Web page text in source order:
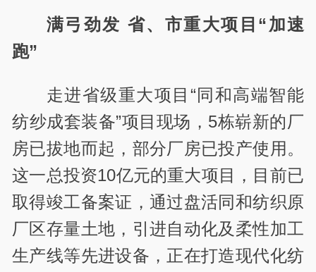
满弓劲发 省、市重大项目“加速
跑”
走进省级重大项目“同和高端智能
纺纱成套装备”项目现场，5栋崭新的厂
房已拔地而起，部分厂房已投产使用。
这一总投资10亿元的重大项目，目前已
取得竣工备案证，通过盘活同和纺织原
厂区存量土地，引进自动化及柔性加工
生产线等先进设备，正在打造现代化纺